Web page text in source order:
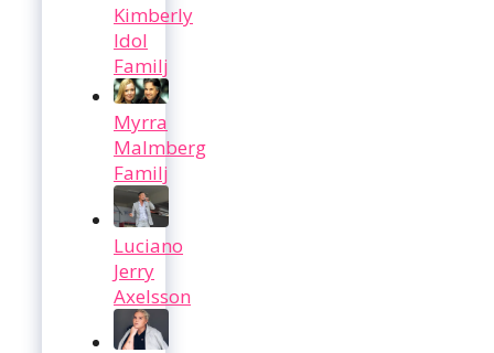
Kimberly
Idol
Familj
Myrra
Malmberg
Familj
Luciano
Jerry
Axelsson